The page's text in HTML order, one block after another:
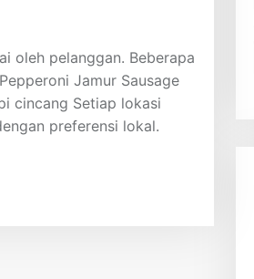
oleh pelanggan. Beberapa
Jamur Sausage
cincang Setiap lokasi
preferensi lokal.